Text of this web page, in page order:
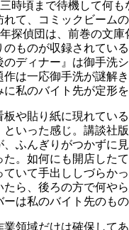
時頃まで待機して何
て、コミックビーム
探偵団は、前巻の文
ものが収録されてい
ディナー』は御手洗
は一応御手洗が謎解
私のバイト先が定形
や貼り紙に現れてい
いった感じ。講談社
ふんぎりがつかずに
。如何にも開店した
いて手出ししづらか
ら、後ろの方で何や
は私のバイト先のも
領域だけは確保して